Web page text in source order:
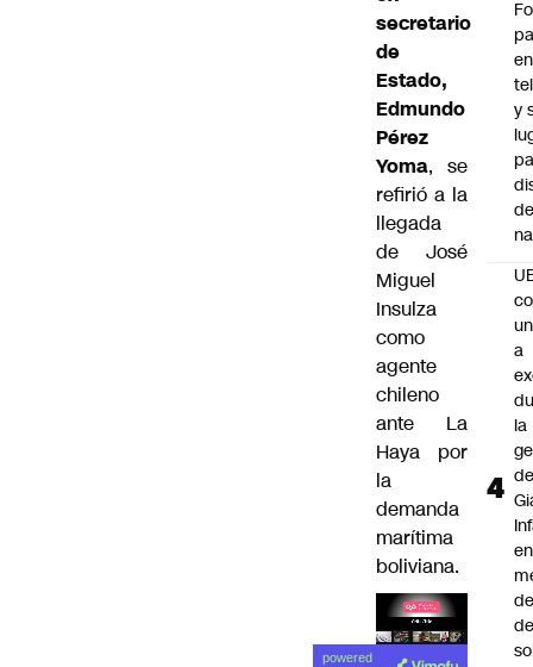
secretario
de
Estado,
Edmundo
Pérez
Yoma, se
refirió a la
llegada
de José
Miguel
Insulza
como
agente
chileno
ante La
Haya por
la
demanda
marítima
boliviana.
Lea el
powered
en
y
a
la
de
en
de